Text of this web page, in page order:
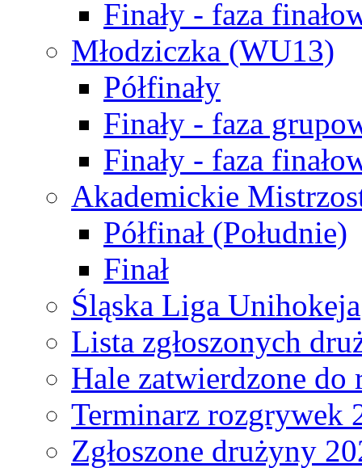
Finały - faza
Młodziczka (WU13)
Półfinały
Finały - faza
Finały - faza
Akademickie
Półfinał (Południe)
Finał
Śląska Liga Unihokeja
Lista zgłoszonych
Hale zatwierdzone do
Terminarz rozgrywek
Zgłoszone drużyny